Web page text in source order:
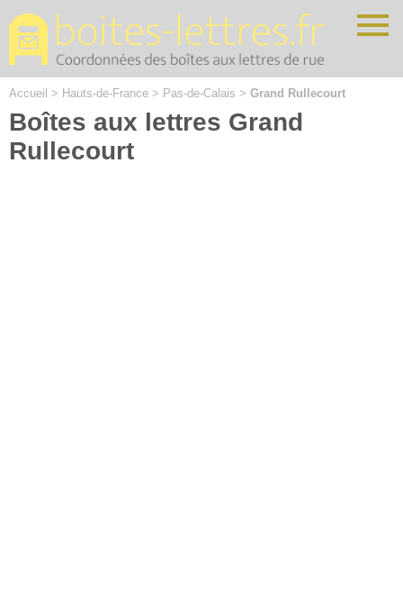
Accueil > Hauts-de-France > Pas-de-Calais > Grand Rullecourt
Boîtes aux lettres Grand
Rullecourt